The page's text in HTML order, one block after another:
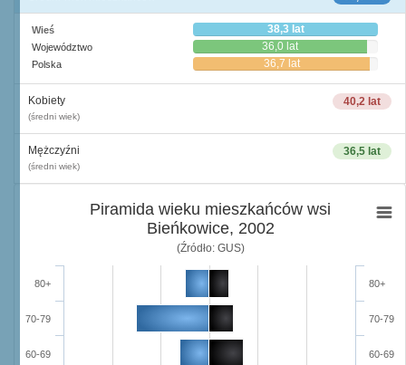
Wieś 38,3 lat
Województwo 36,0 lat
Polska 36,7 lat
40,2 lat
Kobiety
(średni wiek)
36,5 lat
Mężczyźni
(średni wiek)
Piramida wieku mieszkańców wsi
Bieńkowice, 2002
(Źródło: GUS)
60-69
70-79
80+
60-69
70-79
80+